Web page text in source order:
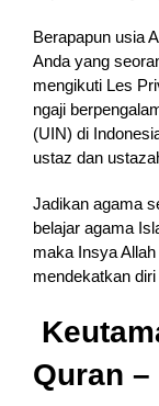
Berapapun usia
Anda yang
mengikuti Les
ngaji
(UIN) di
ustaz dan
Jadikan agama
belajar agama
maka Insya
mendekatkan diri
Quran –